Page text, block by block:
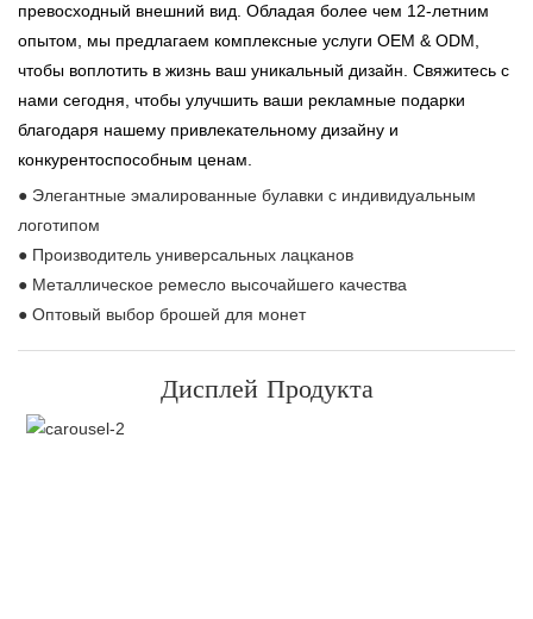
превосходный внешний вид. Обладая более чем 12-летним
опытом, мы предлагаем комплексные услуги OEM & ODM,
чтобы воплотить в жизнь ваш уникальный дизайн. Свяжитесь с
нами сегодня, чтобы улучшить ваши рекламные подарки
благодаря нашему привлекательному дизайну и
конкурентоспособным ценам.
● Элегантные эмалированные булавки с индивидуальным
логотипом
● Производитель универсальных лацканов
● Металлическое ремесло высочайшего качества
● Оптовый выбор брошей для монет
Дисплей Продукта